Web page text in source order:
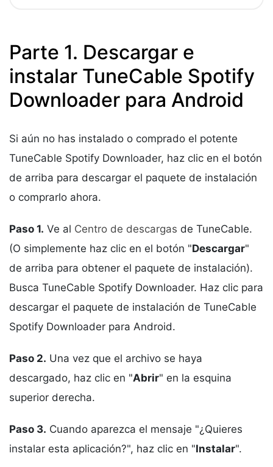
Parte 1. Descargar e
instalar TuneCable Spotify
Downloader para Android
Si aún no has instalado o comprado el potente
TuneCable Spotify Downloader, haz clic en el botón
de arriba para descargar el paquete de instalación
o comprarlo ahora.
Paso 1. Ve al Centro de descargas de TuneCable.
(O simplemente haz clic en el botón "Descargar"
de arriba para obtener el paquete de instalación).
Busca TuneCable Spotify Downloader. Haz clic para
descargar el paquete de instalación de TuneCable
Spotify Downloader para Android.
Paso 2. Una vez que el archivo se haya
descargado, haz clic en "Abrir" en la esquina
superior derecha.
Paso 3. Cuando aparezca el mensaje "¿Quieres
instalar esta aplicación?", haz clic en "Instalar".